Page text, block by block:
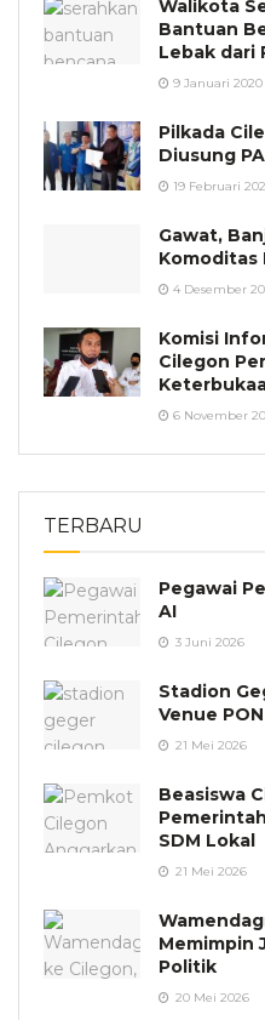
Walikota
Bantuan
Lebak dari
9 Januari 2020
Pilkada
Diusung
19 Februari
Gawat,
Komoditas
4 Desember
Komisi
Cilegon
6 November
TERBARU
Pegawai
AI
3 Juni 2026
Stadion
Venue
21 Mei 2026
Beasiswa
SDM Lokal
21 Mei 2026
Memimpin
Politik
20 Mei 2026